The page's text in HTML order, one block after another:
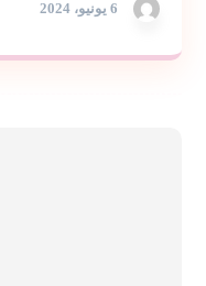
6 يونيو، 2024